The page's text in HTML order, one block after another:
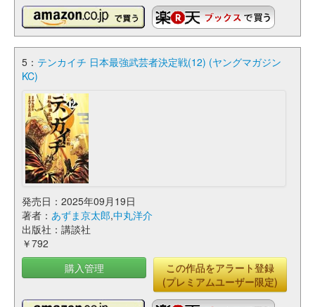
5： テンカイチ 日本最強武芸者決定戦(12) (ヤングマガジン
KC)
発売日：2025年09月19日
著者： あずま京太郎,中丸洋介
出版社：講談社
￥792
購入管理
この作品をアラート登録
(プレミアムユーザー限定)